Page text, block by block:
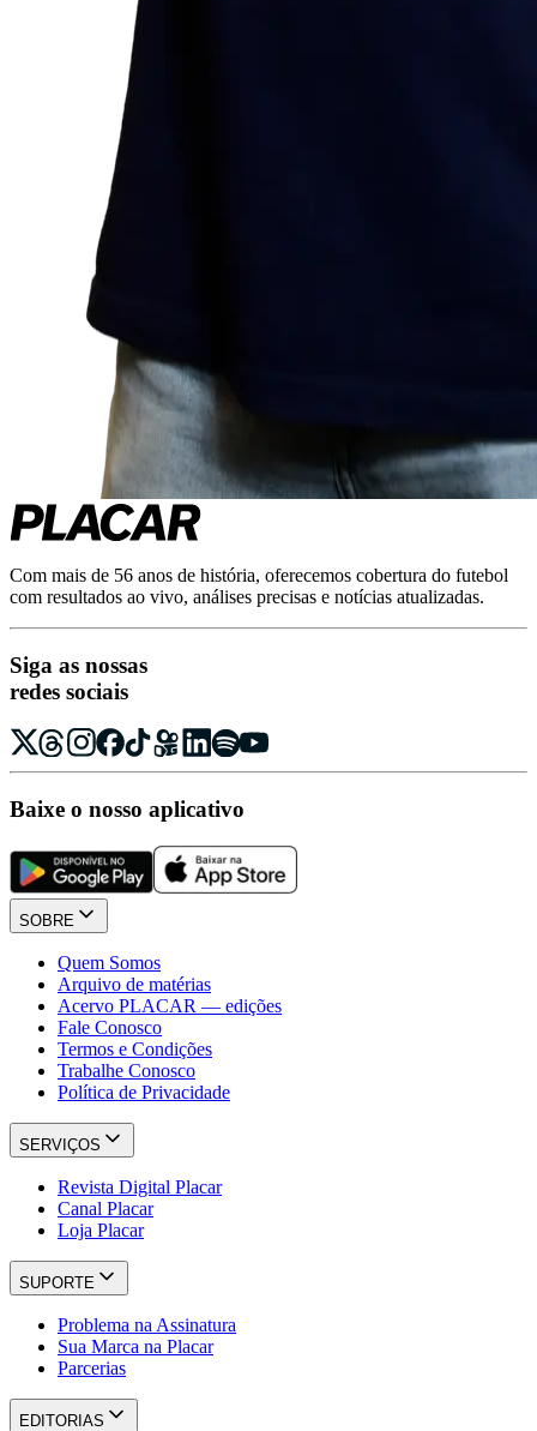
Com mais de 56 anos de história, oferecemos cobertura do futebol
com resultados ao vivo, análises precisas e notícias atualizadas.
Siga as nossas
redes sociais
Baixe o nosso aplicativo
SOBRE
Quem Somos
Arquivo de matérias
Acervo PLACAR — edições
Fale Conosco
Termos e Condições
Trabalhe Conosco
Política de Privacidade
SERVIÇOS
Revista Digital Placar
Canal Placar
Loja Placar
SUPORTE
Problema na Assinatura
Sua Marca na Placar
Parcerias
EDITORIAS